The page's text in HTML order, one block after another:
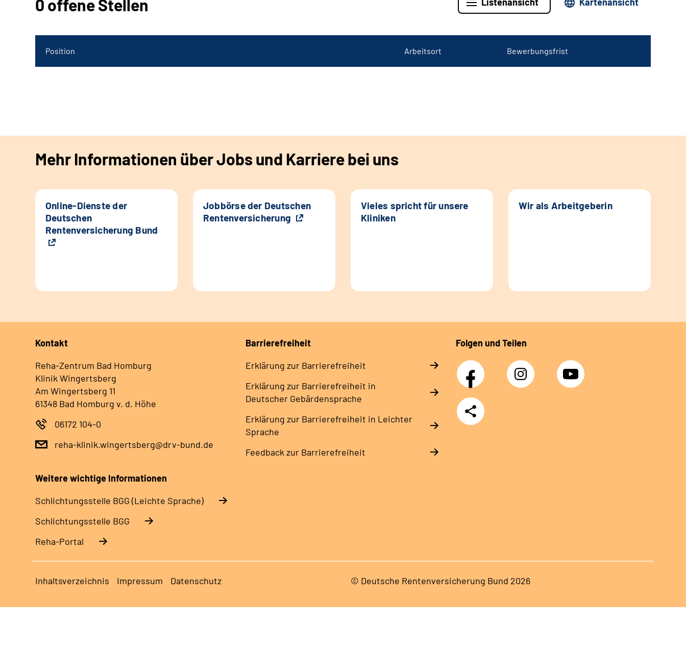
0 offene Stellen
Position Arbeitsort Bewerbungsfrist
Mehr Informationen über Jobs und Karriere bei uns
Online-Dienste der
Deutschen
Rentenversicherung Bund
Jobbörse der Deutschen
Rentenversicherung
Vieles spricht für unsere
Kliniken
Wir als Arbeitgeberin
Kontakt
Reha-Zentrum Bad Homburg
Klinik Wingertsberg
Am Wingertsberg 11
61348 Bad Homburg v. d. Höhe
06172 104-0
reha-klinik.wingertsberg@drv-bund.de
Barrierefreiheit
Erklärung zur Barrierefreiheit
Erklärung zur Barrierefreiheit in
Deutscher Gebärdensprache
Erklärung zur Barrierefreiheit in Leichter
Sprache
Feedback zur Barrierefreiheit
Folgen und Teilen
Facebook Instagram YouTube
Teilen
Weitere wichtige Informationen
Schlich­tungs­stel­le BGG (Leichte Sprache)
Schlich­tungs­stel­le BGG
Reha-Portal
Inhaltsverzeichnis Impressum Datenschutz © Deutsche Rentenversicherung Bund 2026